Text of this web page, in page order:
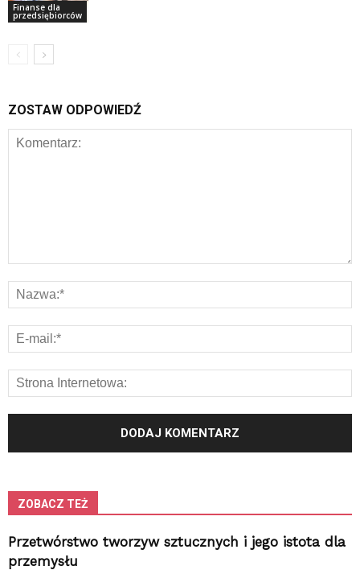
Finanse dla
przedsiębiorców
ZOSTAW ODPOWIEDŹ
ZOBACZ TEŻ
Przetwórstwo tworzyw sztucznych i jego istota dla
przemysłu